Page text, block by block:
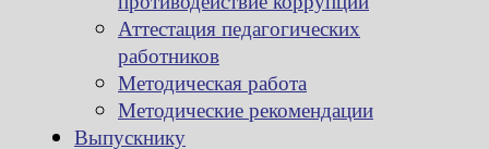
Аттестация педагогических
работников
Методическая работа
Методические рекомендации
Выпускнику